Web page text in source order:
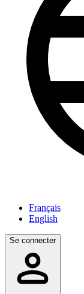
Français
English
Se connecter